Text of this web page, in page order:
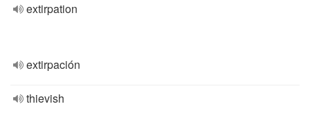
extirpation
extirpación
thievish